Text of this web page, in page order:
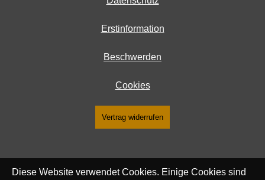
Erstinformation
Beschwerden
Cookies
Vertrag widerrufen
Diese Website verwendet Cookies. Einige Cookies sind